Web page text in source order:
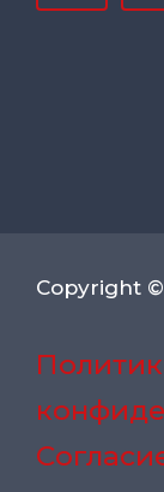
Copyright